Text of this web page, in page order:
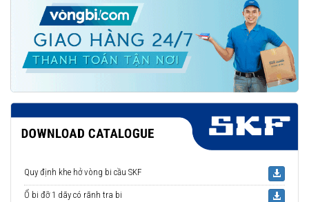
Quy định khe hở vòng bi cầu SKF
Ổ bi đỡ 1 dãy có rãnh tra bi